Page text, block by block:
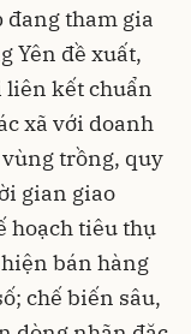
tham gia
Yên đề xuất,
liên kết chuẩn
xã với doanh
trồng, quy
gian giao
hoạch tiêu thụ
bán hàng
chế biến sâu,